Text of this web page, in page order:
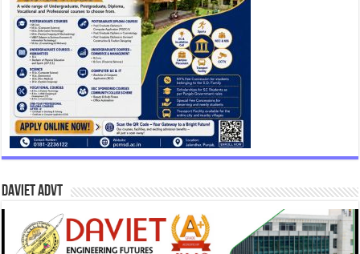
DAVIET Advt